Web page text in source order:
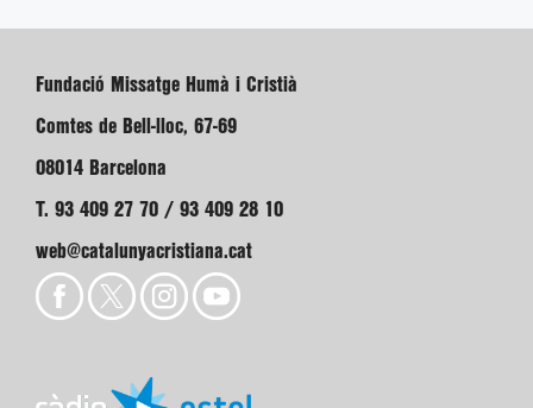
Fundació Missatge Humà i Cristià
Comtes de Bell-lloc, 67-69
08014 Barcelona
T. 93 409 27 70 / 93 409 28 10
web@catalunyacristiana.cat